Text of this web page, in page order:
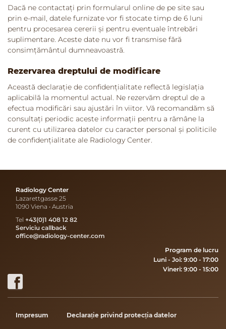
Dacă ne contactați prin formularul online de pe site sau
prin e-mail, datele furnizate vor fi stocate timp de 6 luni
pentru procesarea cererii și pentru eventuale întrebări
suplimentare. Aceste date nu vor fi transmise fără
consimțământul dumneavoastră.
Rezervarea dreptului de modificare
Această declarație de confidențialitate reflectă legislația
aplicabilă la momentul actual. Ne rezervăm dreptul de a
efectua modificări sau ajustări în viitor. Vă recomandăm să
consultați periodic aceste informații pentru a rămâne la
curent cu utilizarea datelor cu caracter personal și politicile
de confidențialitate ale Radiology Center.
Radiology Center
Lazarettgasse 25
1090 Viena • Austria
Tel +43(0)1 408 12 82
Serviciu callback
office@radiology-center.com
Program de lucru
Luni - Joi: 9:00 - 17:00
Vineri: 9:00 - 15:00
Impresum Declarație privind protecția datelor